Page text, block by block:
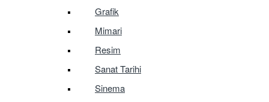
Grafik
Mimari
Resim
Sanat Tarihi
Sinema